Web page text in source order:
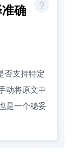
确
否支持特定
动将原文中
是一个稳妥